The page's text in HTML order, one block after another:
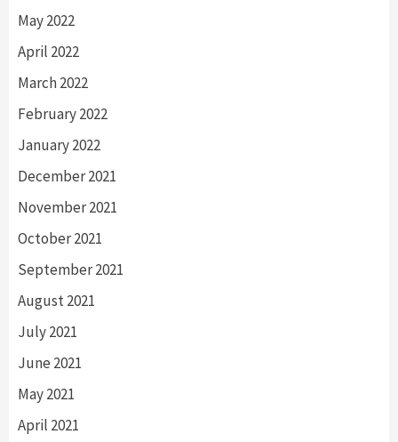
May 2022
April 2022
March 2022
February 2022
January 2022
December 2021
November 2021
October 2021
September 2021
August 2021
July 2021
June 2021
May 2021
April 2021